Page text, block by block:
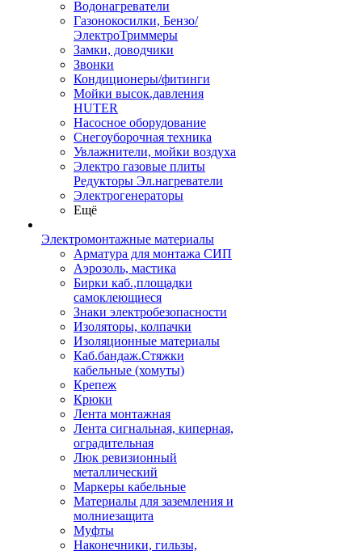
Водонагреватели
Газонокосилки, Бензо/
ЭлектроТриммеры
Замки, доводчики
Звонки
Кондиционеры/фитинги
Мойки высок.давления
HUTER
Насосное оборудование
Снегоуборочная техника
Увлажнители, мойки воздуха
Электро газовые плиты
Редукторы Эл.нагреватели
Электрогенераторы
Ещё
Электромонтажные материалы
Арматура для монтажа СИП
Аэрозоль, мастика
Бирки каб.,площадки
самоклеющиеся
Знаки электробезопасности
Изоляторы, колпачки
Изоляционные материалы
Каб.бандаж.Стяжки
кабельные (хомуты)
Крепеж
Крюки
Лента монтажная
Лента сигнальная, киперная,
оградительная
Люк ревизионный
металлический
Маркеры кабельные
Материалы для заземления и
молниезащита
Муфты
Наконечники, гильзы,